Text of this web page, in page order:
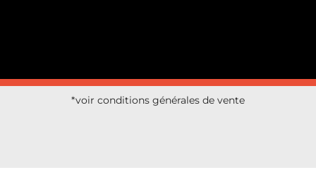
*voir conditions générales de vente